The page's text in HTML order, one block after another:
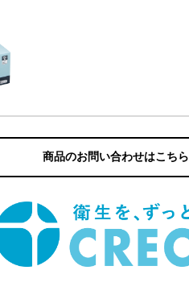
商品のお問い合わせはこちら